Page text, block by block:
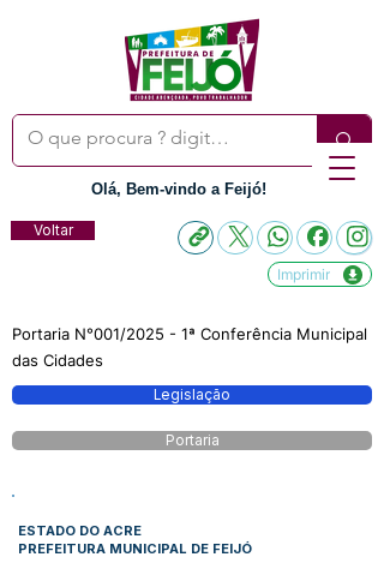
Olá, Bem-vindo a Feijó!
Voltar
Imprimir
Portaria N°001/2025 - 1ª Conferência Municipal
das Cidades
Legislação
Portaria
ESTADO DO ACRE
PREFEITURA MUNICIPAL DE FEIJÓ